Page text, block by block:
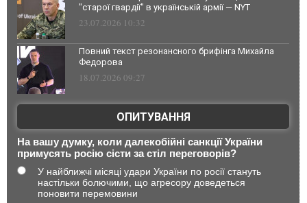
"старої гвардії" в українській армії — NYT
23.07.2026 10:32
Повний текст резонансного брифінга Михайла
Федорова
18.07.2026 09:27
ОПИТУВАННЯ
На вашу думку, коли далекобійні санкції України
примусять росію сісти за стіл переговорів?
У найближчі місяці удари України по росії стануть
настільки болючими, що агресору доведеться
поновити перемовини